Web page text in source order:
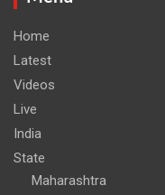
Home
Latest
Videos
Live
India
State
Maharashtra